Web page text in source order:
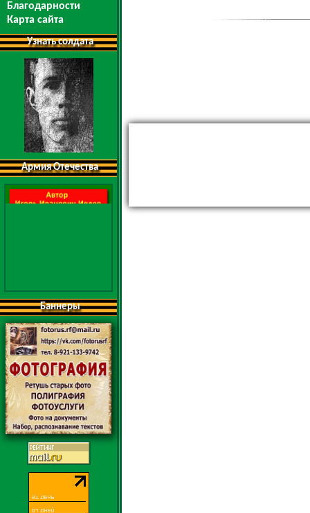
Благодарности
Карта сайта
Узнать солдата
Армия Отечества
Баннеры